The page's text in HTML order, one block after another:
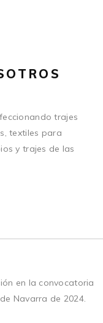
trajes
textiles para
y trajes de las
en la convocatoria
Navarra de 2024.